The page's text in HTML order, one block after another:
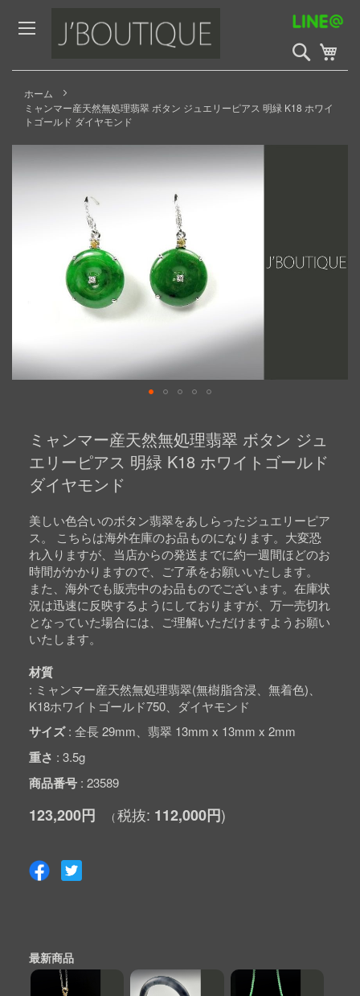
to
Content
検
索
開
ホーム
ミャンマー産天然無処理翡翠 ボタン ジュエリーピアス 明緑 K18 ホワイ
トゴールド ダイヤモンド
Skip
beginning
images
gallery
ミャンマー産天然無処理翡翠 ボタン ジュ
エリーピアス 明緑 K18 ホワイトゴールド
ダイヤモンド
美しい色合いのボタン翡翠をあしらったジュエリーピア
ス。 こちらは海外在庫のお品ものになります。大変恐
れ入りますが、当店からの発送までに約一週間ほどのお
時間がかかりますので、ご了承をお願いいたします。
また、海外でも販売中のお品ものでございます。在庫状
況は迅速に反映するようにしておりますが、万一売切れ
となっていた場合には、ご理解いただけますようお願い
いたします。
材質
ミャンマー産天然無処理翡翠(無樹脂含浸、無着色)、
K18ホワイトゴールド750、ダイヤモンド
サイズ 全長 29mm、翡翠 13mm x 13mm x 2mm
重さ 3.5g
商品番号 23589
123,200円 112,000円
最新商品